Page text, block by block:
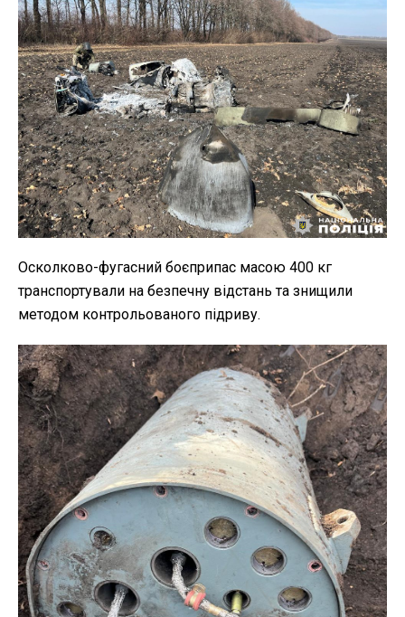
Осколково-фугасний боєприпас масою 400 кг
транспортували на безпечну відстань та знищили
методом контрольованого підриву.